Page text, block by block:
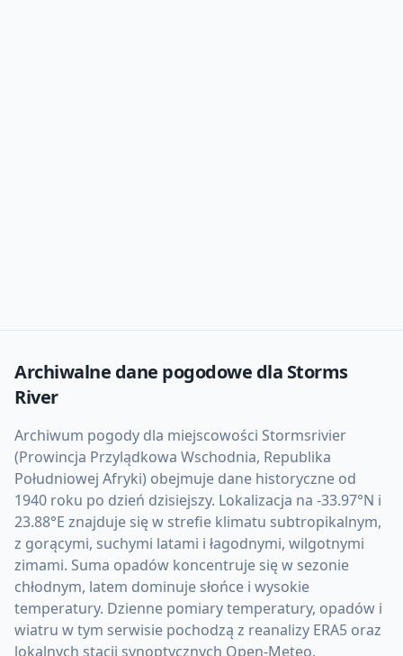
Archiwalne dane pogodowe dla Storms
River
Archiwum pogody dla miejscowości Stormsrivier
(Prowincja Przylądkowa Wschodnia, Republika
Południowej Afryki) obejmuje dane historyczne od
1940 roku po dzień dzisiejszy. Lokalizacja na -33.97°N i
23.88°E znajduje się w strefie klimatu subtropikalnym,
z gorącymi, suchymi latami i łagodnymi, wilgotnymi
zimami. Suma opadów koncentruje się w sezonie
chłodnym, latem dominuje słońce i wysokie
temperatury. Dzienne pomiary temperatury, opadów i
wiatru w tym serwisie pochodzą z reanalizy ERA5 oraz
lokalnych stacji synoptycznych Open-Meteo.